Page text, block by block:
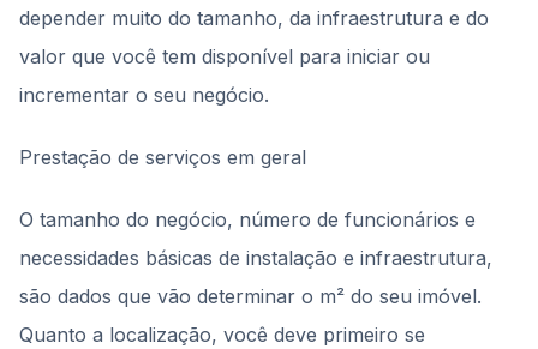
depender muito do tamanho, da infraestrutura e do
valor que você tem disponível para iniciar ou
incrementar o seu negócio.
Prestação de serviços em geral
O tamanho do negócio, número de funcionários e
necessidades básicas de instalação e infraestrutura,
são dados que vão determinar o m² do seu imóvel.
Quanto a localização, você deve primeiro se